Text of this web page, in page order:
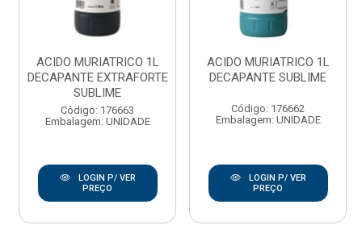
ACIDO MURIATRICO 1L
DECAPANTE EXTRAFORTE
SUBLIME
Código: 176663
Embalagem: UNIDADE
LOGIN P/ VER
PREÇO
ACIDO MURIATRICO 1L
DECAPANTE SUBLIME
Código: 176662
Embalagem: UNIDADE
LOGIN P/ VER
PREÇO